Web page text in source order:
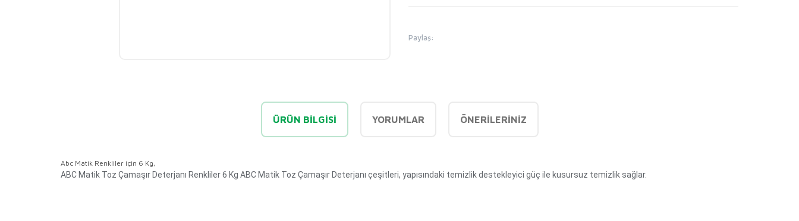
Paylaş:
ÜRÜN BILGISI YORUMLAR ÖNERILERINIZ
Abc Matik Renkliler için 6 Kg,
ABC Matik Toz Çamaşır Deterjanı Renkliler 6 Kg ABC Matik Toz Çamaşır Deterjanı çeşitleri, yapısındaki temizlik destekleyici güç ile kusursuz temizlik sağlar.